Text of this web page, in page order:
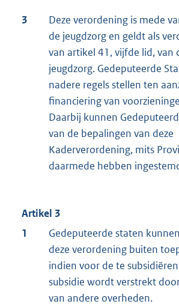
3
Deze verordening is mede
de jeugdzorg en geldt als
van artikel 41, vijfde lid, van
jeugdzorg. Gedeputeerde
nadere regels stellen ten
financiering van
Daarbij kunnen
van de bepalingen van deze
Kaderverordening, mits
daarmede hebben
Artikel 3
1
Gedeputeerde staten
deze verordening buiten
indien voor de te
subsidie wordt verstrekt
van andere overheden.